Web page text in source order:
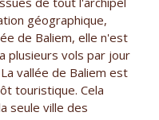
géographique,
de Baliem, elle n'est
plusieurs vols par jour
vallée de Baliem est
touristique. Cela
seule ville des